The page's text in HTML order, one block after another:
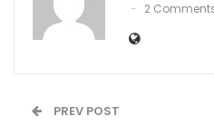
2
PREV POST